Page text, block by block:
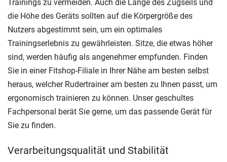
Trainings zu vermeiden. Auch die Länge des Zugseils und
die Höhe des Geräts sollten auf die Körpergröße des
Nutzers abgestimmt sein, um ein optimales
Trainingserlebnis zu gewährleisten. Sitze, die etwas höher
sind, werden häufig als angenehmer empfunden. Finden
Sie in einer Fitshop-Filiale in Ihrer Nähe am besten selbst
heraus, welcher Rudertrainer am besten zu Ihnen passt, um
ergonomisch trainieren zu können. Unser geschultes
Fachpersonal berät Sie gerne, um das passende Gerät für
Sie zu finden.
Verarbeitungsqualität und Stabilität